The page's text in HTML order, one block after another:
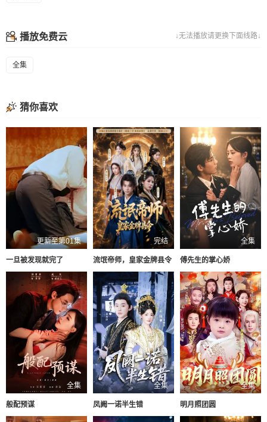
↓无法播放请更换下面线路↓
播放免费云
全集
猜你喜欢
更新至第01集
一旦被发现就完了
完结
流氓帝师，皇家金牌县令
全集
傅先生的掌心娇
全集
般配预谋
全集
凤阙一诺半生错
全集
明月照团圆